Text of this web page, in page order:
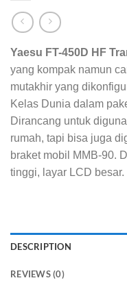
Yaesu FT-450D HF
yang kompak namun
mutakhir yang
Kelas Dunia dalam
Dirancang untuk
rumah, tapi bisa juga
braket mobil MMB-90.
tinggi, layar LCD besar.
DESCRIPTION
REVIEWS (0)